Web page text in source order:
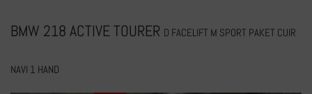
BMW 218 ACTIVE TOURER D FACELIFT M SPORT PAKET CUIR
NAVI 1 HAND